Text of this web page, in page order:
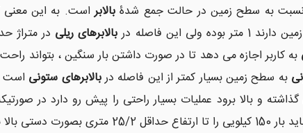
به سطح زمین در حالت جمع شدۀ بالابراست. به این معنی
این فاصله در بالابرهای ریلی
به کاربر اجازه می دهد تا در صورت داشتن بار سنگین ، بتواند
به سطح زمین بسیار کمتر از این فاصله دربالابرهای ستونی است .
گذاشته و بالا برود عملیات بسیار راحتی را پیش رو دارد در
بالا ببرد .